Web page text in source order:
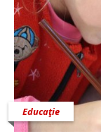
Educaţie